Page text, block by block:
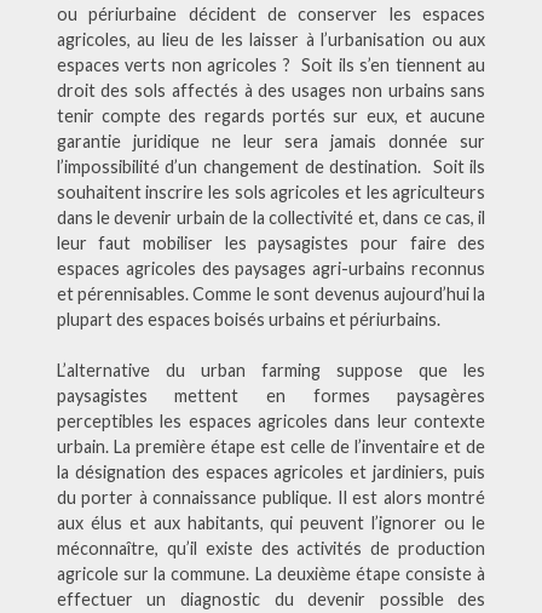
ou périurbaine décident de conserver les espaces
agricoles, au lieu de les laisser à l’urbanisation ou aux
espaces verts non agricoles ? Soit ils s’en tiennent au
droit des sols affectés à des usages non urbains sans
tenir compte des regards portés sur eux, et aucune
garantie juridique ne leur sera jamais donnée sur
l’impossibilité d’un changement de destination. Soit ils
souhaitent inscrire les sols agricoles et les agriculteurs
dans le devenir urbain de la collectivité et, dans ce cas, il
leur faut mobiliser les paysagistes pour faire des
espaces agricoles des paysages agri-urbains reconnus
et pérennisables. Comme le sont devenus aujourd’hui la
plupart des espaces boisés urbains et périurbains.
L’alternative du urban farming suppose que les
paysagistes mettent en formes paysagères
perceptibles les espaces agricoles dans leur contexte
urbain. La première étape est celle de l’inventaire et de
la désignation des espaces agricoles et jardiniers, puis
du porter à connaissance publique. Il est alors montré
aux élus et aux habitants, qui peuvent l’ignorer ou le
méconnaître, qu’il existe des activités de production
agricole sur la commune. La deuxième étape consiste à
effectuer un diagnostic du devenir possible des